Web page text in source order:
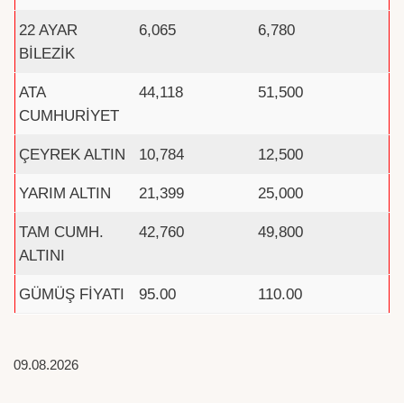
22 AYAR
BİLEZİK
6,065 6,780
ATA
CUMHURİYET
44,118 51,500
ÇEYREK ALTIN 10,784 12,500
YARIM ALTIN 21,399 25,000
TAM CUMH.
ALTINI
42,760 49,800
GÜMÜŞ FİYATI 95.00 110.00
09.08.2026